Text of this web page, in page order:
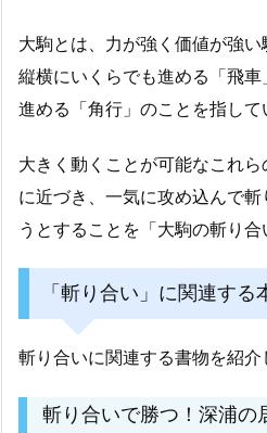
大駒とは、力が強く価値が強い
縦横にいくらでも進める「飛
進める「角行」のことを指して
大きく動くことが可能なこれ
に近づき、一気に攻め込んで
うとすることを「大駒の斬り合
「斬り合い」に関連する
斬り合いに関連する書物を紹介
斬り合いで勝つ！深浦の